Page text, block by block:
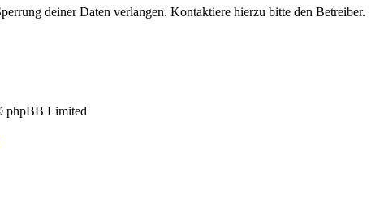
deiner Daten verlangen. Kontaktiere hierzu bitte den Betreiber.
phpBB Limited